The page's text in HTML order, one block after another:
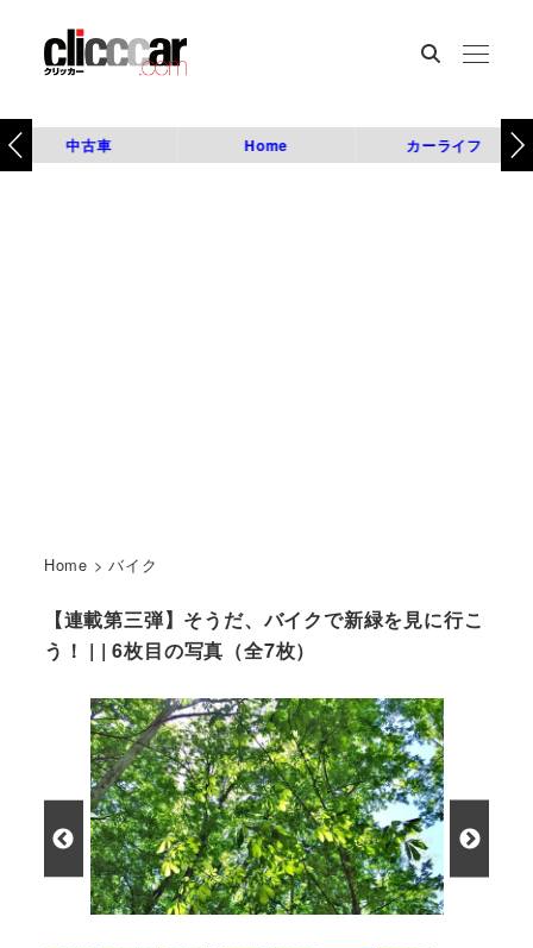
中古車 Home カーライフ
Home >バイク
【連載第三弾】そうだ、バイクで新緑を見に行こ
う！ | | 6枚目の写真（全7枚）